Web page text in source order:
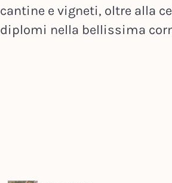
cantine e vigneti, oltre alla
diplomi nella bellissima